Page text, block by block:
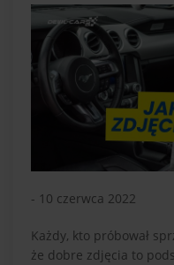
- 10 czerwca 2022
Każdy, kto próbował
że dobre zdjęcia to